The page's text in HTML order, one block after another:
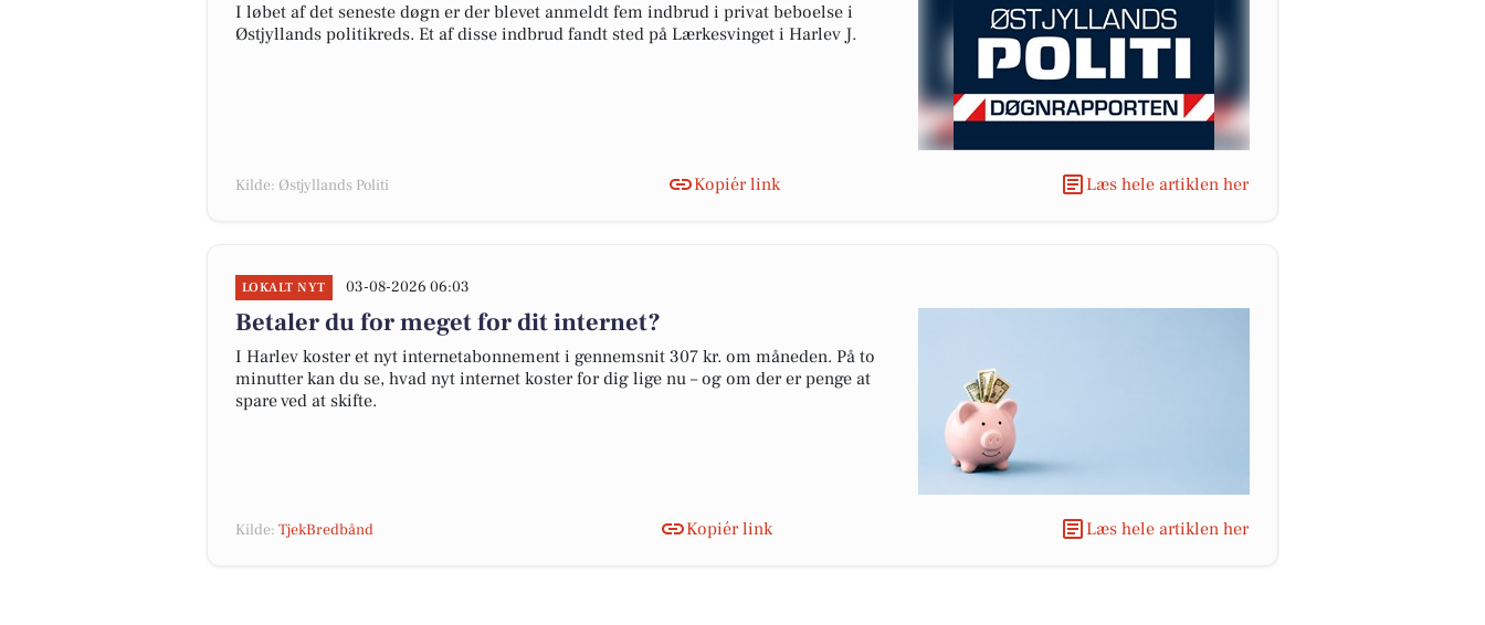
I løbet af det seneste døgn er der blevet anmeldt fem indbrud i privat beboelse i
Østjyllands politikreds. Et af disse indbrud fandt sted på Lærkesvinget i Harlev J.
Kilde: Østjyllands Politi Kopiér link Læs hele artiklen her
LOKALT NYT 03-08-2026 06:03
Betaler du for meget for dit internet?
I Harlev koster et nyt internetabonnement i gennemsnit 307 kr. om måneden. På to
minutter kan du se, hvad nyt internet koster for dig lige nu – og om der er penge at
spare ved at skifte.
Kilde: TjekBredbånd Kopiér link Læs hele artiklen her